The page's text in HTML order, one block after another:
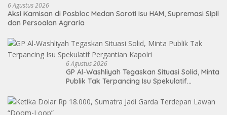
6 Agustus 2026
Aksi Kamisan di Posbloc Medan Soroti Isu HAM, Supremasi Sipil
dan Persoalan Agraria
6 Agustus 2026
GP Al-Washliyah Tegaskan Situasi Solid, Minta
Publik Tak Terpancing Isu Spekulatif